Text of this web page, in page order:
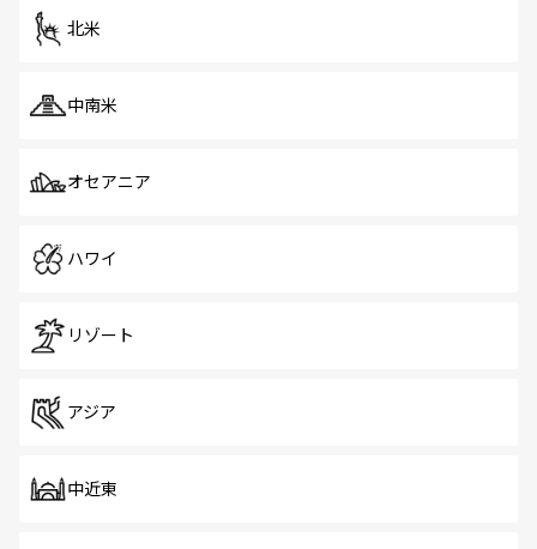
北米
中南米
オセアニア
ハワイ
リゾート
アジア
中近東